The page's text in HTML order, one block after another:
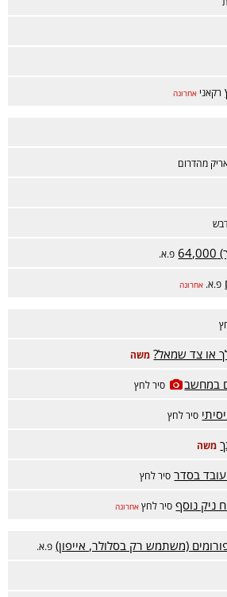
רקאני אחרונה
מהדרום
פ.א.
פ.א. אחרונה
או צד שמאל? משה
במחשב סיר לחץ
סיר לחץ
משה
בסדר סיר לחץ
ניק נוסף סיר לחץ אחרונה
(משתמש רק בסלולר, אייפון) פ.א.